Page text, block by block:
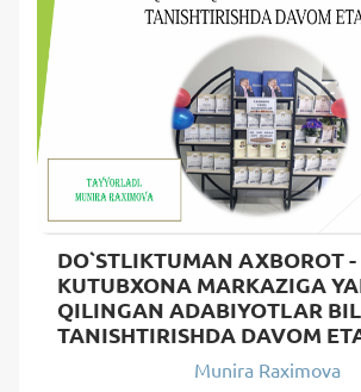
DO`STLIKTUMAN AXBOROT -
KUTUBXONA MARKAZIGA
QILINGAN ADABIYOTLAR
TANISHTIRISHDA DAVOM
Munira Raximova